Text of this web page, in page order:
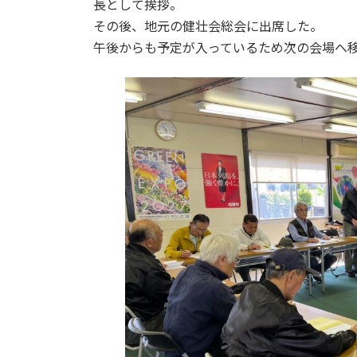
長として挨拶。
その後、地元の健壮会総会に出席した。
午後からも予定が入っているため次の会場へ